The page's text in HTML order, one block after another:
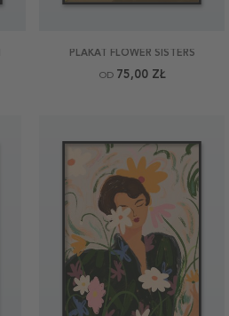
PLAKAT FLOWER SISTERS
OD 75,00 ZŁ